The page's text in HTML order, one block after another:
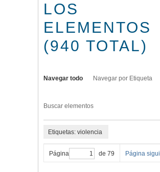
LOS
ELEMENTOS
(940 TOTAL)
Navegar todo Navegar por Etiqueta
Buscar elementos
Etiquetas: violencia
Página de 79 Página